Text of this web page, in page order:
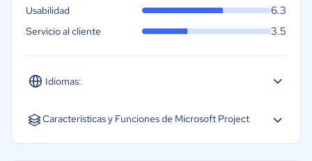
Idiomas:
Usabilidad 6.3
Servicio al cliente 3.5
Características y Funciones de Microsoft Project